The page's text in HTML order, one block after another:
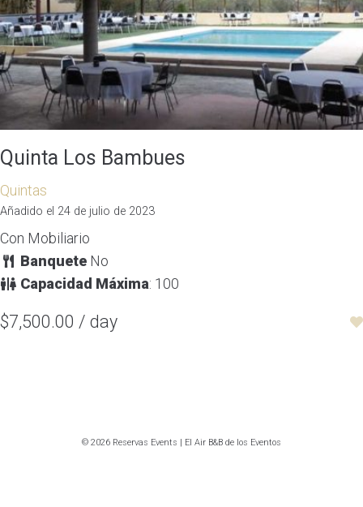
Quinta Los Bambues
Quintas
Añadido el 24 de julio de 2023
Con Mobiliario
BanqueteNo
Capacidad Máxima: 100
$7,500.00 / day
© 2026 Reservas Events | El Air B&B de los Eventos